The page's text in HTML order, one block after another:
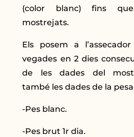
(color blanc) fins
mostrejats.
Els posem a
vegades en 2 dies
de les dades del
també les dades de la
-Pes blanc.
-Pes brut 1r dia.